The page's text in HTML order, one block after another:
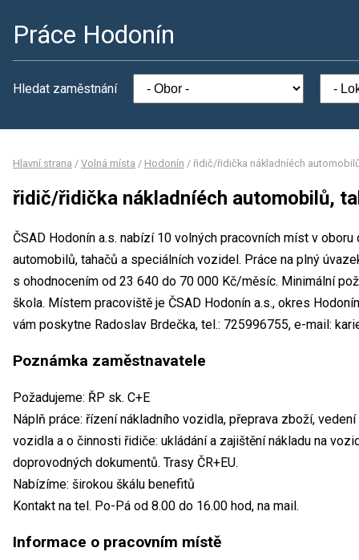
Práce Hodonín
Hledat zaměstnání
Hlavní strana / Volná místa / Hodonín / řidič/řidička nákladníéch
řidič/řidička nákladníéch automobilů,
ČSAD Hodonín a.s. nabízí 10 volných pracovních míst v
automobilů, tahačů a speciálních vozidel. Práce na plný
s ohodnocením od 23 640 do 70 000 Kč/měsíc. Minimální
škola. Místem pracoviště je ČSAD Hodonín a.s., okres
vám poskytne Radoslav Brdečka, tel.: 725996755, e-mail:
Poznámka zaměstnavatele
Požadujeme: ŘP sk. C+E
Náplň práce: řízení nákladního vozidla, přeprava zboží,
vozidla a o činnosti řidiče: ukládání a zajištění nákladu na
doprovodných dokumentů. Trasy ČR+EU.
Nabízíme: širokou škálu benefitů
Kontakt na tel. Po-Pá od 8.00 do 16.00 hod, na mail.
Informace o pracovním místě